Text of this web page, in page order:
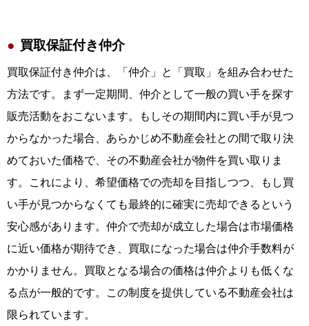
買取保証付き仲介
買取保証付き仲介は、「仲介」と「買取」を組み合わせた
方法です。まず一定期間、仲介として一般の買い手を探す
販売活動をおこないます。もしその期間内に買い手が見つ
からなかった場合、あらかじめ不動産会社との間で取り決
めておいた価格で、その不動産会社が物件を買い取りま
す。これにより、希望価格での売却を目指しつつ、もし買
い手が見つからなくても最終的に確実に売却できるという
安心感があります。仲介で売却が成立した場合は市場価格
に近い価格が期待でき、買取になった場合は仲介手数料が
かかりません。買取となる場合の価格は仲介よりも低くな
る点が一般的です。この制度を提供している不動産会社は
限られています。